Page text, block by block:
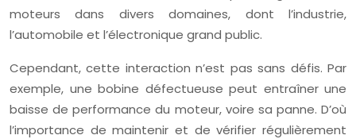
moteurs dans divers domaines, dont l’industrie,
l’automobile et l’électronique grand public.
Cependant, cette interaction n’est pas sans défis. Par
exemple, une bobine défectueuse peut entraîner une
baisse de performance du moteur, voire sa panne. D’où
l’importance de maintenir et de vérifier régulièrement